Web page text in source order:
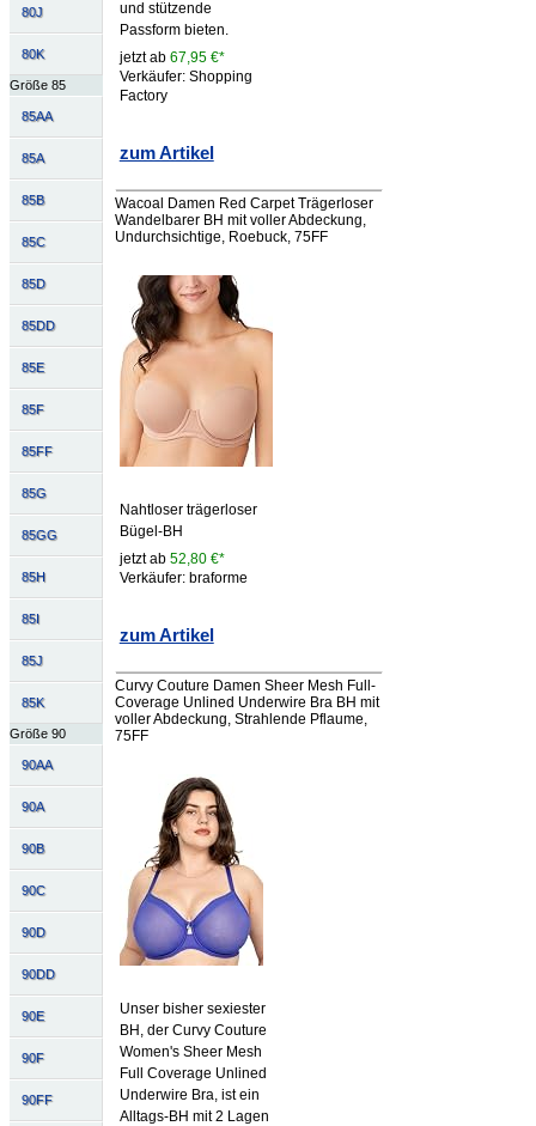
80J
80K
Größe 85
85AA
85A
85B
85C
85D
85DD
85E
85F
85FF
85G
85GG
85H
85I
85J
85K
Größe 90
90AA
90A
90B
90C
90D
90DD
90E
90F
90FF
und stützende
Passform bieten.
jetzt ab 67,95 €*
Verkäufer: Shopping
Factory
zum Artikel
Wacoal Damen Red Carpet Trägerloser
Wandelbarer BH mit voller Abdeckung,
Undurchsichtige, Roebuck, 75FF
Nahtloser trägerloser
Bügel-BH
jetzt ab 52,80 €*
Verkäufer: braforme
zum Artikel
Curvy Couture Damen Sheer Mesh Full-
Coverage Unlined Underwire Bra BH mit
voller Abdeckung, Strahlende Pflaume,
75FF
Unser bisher sexiester
BH, der Curvy Couture
Women's Sheer Mesh
Full Coverage Unlined
Underwire Bra, ist ein
Alltags-BH mit 2 Lagen